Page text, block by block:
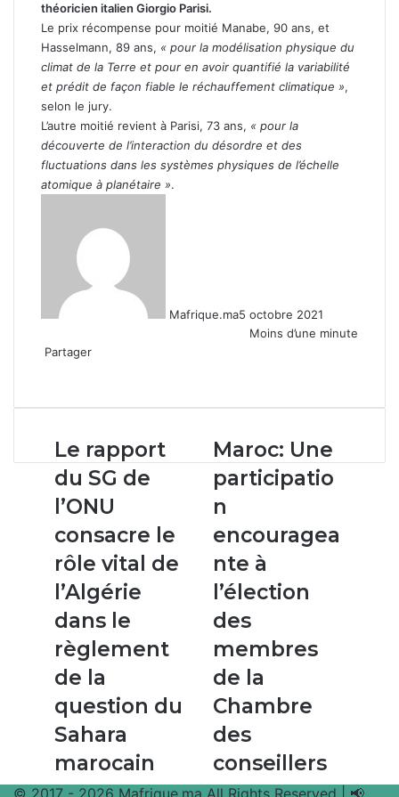
théoricien italien Giorgio Parisi.
Le prix récompense pour moitié Manabe, 90 ans, et
Hasselmann, 89 ans, « pour la modélisation physique du
climat de la Terre et pour en avoir quantifié la variabilité
et prédit de façon fiable le réchauffement climatique »,
selon le jury.
L’autre moitié revient à Parisi, 73 ans, « pour la
découverte de l’interaction du désordre et des
fluctuations dans les systèmes physiques de l’échelle
atomique à planétaire ».
Mafrique.ma5 octobre 2021
Moins d’une minute
Partager
email
Le
rapport
du
SG
de
l’ONU
consacre
le
rôle
vital
de
l’Algérie
dans
le
règlement
de
la
question
Le rapport
du SG de
l’ONU
consacre le
rôle vital de
l’Algérie
dans le
règlement
de la
question du
Sahara
marocain
Maroc:
Une
participation
encourageante
à
l’élection
des
membres
de
Chambre
des
conseillers
Maroc: Une
participatio
n
encouragea
nte à
l’élection
des
membres
de la
Chambre
des
conseillers
© 2017 - 2026 Mafrique.ma All Rights Reserved | 📢